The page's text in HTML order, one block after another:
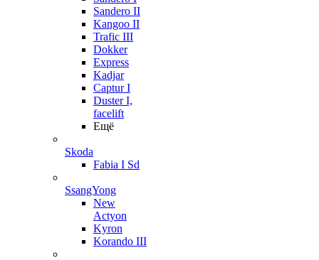
Sandero II
Kangoo II
Trafic III
Dokker
Express
Kadjar
Captur I
Duster I,
facelift
Ещё
Skoda
Fabia I Sd
SsangYong
New
Actyon
Kyron
Korando III